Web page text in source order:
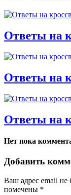
Ответы на
Ответы на
Ответы на
Нет пока
Добавить
Ваш адрес email не
помечены *